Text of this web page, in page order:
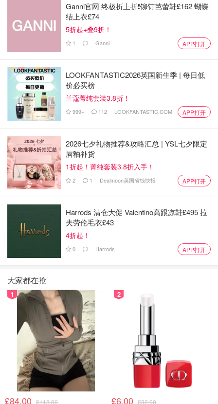
Ganni官网 终极折上折❗️铆钉芭蕾鞋£162 蝴蝶
结上衣£74
5折起+叠9折！
1 Ganni APP打开
LOOKFANTASTIC2026英国新生季 | 每日低
价必买榜
兰蔻菁纯套装3.8折！
999+ 112 LOOKFANTASTIC.COM APP打开
2026七夕礼物推荐&攻略汇总 | YSL七夕限定
唇釉补货
1折起！菁纯套装3.8折入手！
2 1 Dealmoon英国省钱快报 APP打开
Harrods 清仓大促 Valentino高跟凉鞋£495 拉
夫劳伦毛衣£43
4折起！
0 Harrods APP打开
大家都在抢
1
£84.00 £118.00
2
£6.00 £32.00